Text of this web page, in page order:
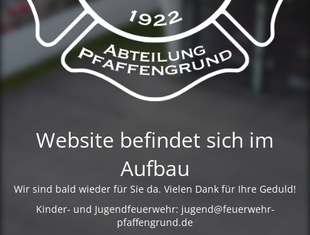
Website befindet sich im
Aufbau
Wir sind bald wieder für Sie da. Vielen Dank für Ihre Geduld!
Kinder- und Jugendfeuerwehr: jugend@feuerwehr-
pfaffengrund.de